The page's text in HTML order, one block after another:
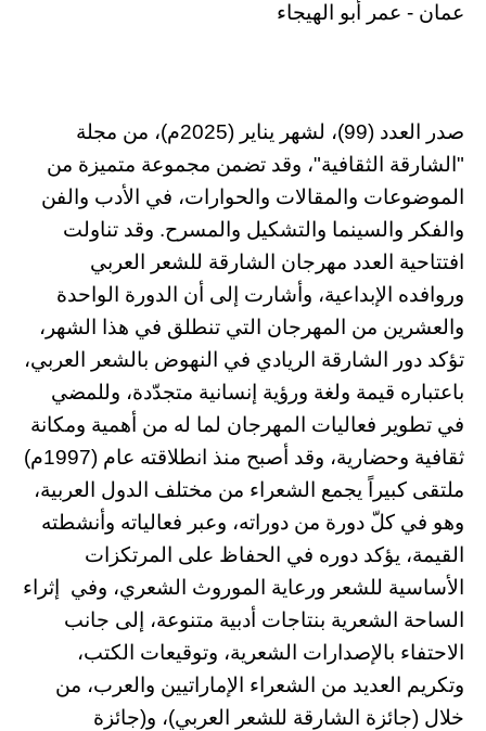
عمان - عمر أبو الهيجاء
صدر العدد (99)، لشهر يناير (2025م)، من مجلة
"الشارقة الثقافية"، وقد تضمن مجموعة متميزة من
الموضوعات والمقالات والحوارات، في الأدب والفن
والفكر والسينما والتشكيل والمسرح. وقد تناولت
افتتاحية العدد مهرجان الشارقة للشعر العربي
وروافده الإبداعية، وأشارت إلى أن الدورة الواحدة
والعشرين من المهرجان التي تنطلق في هذا الشهر،
تؤكد دور الشارقة الريادي في النهوض بالشعر العربي،
باعتباره قيمة ولغة ورؤية إنسانية متجدّدة، وللمضي
في تطوير فعاليات المهرجان لما له من أهمية ومكانة
ثقافية وحضارية، وقد أصبح منذ انطلاقته عام (1997م)
ملتقى كبيراً يجمع الشعراء من مختلف الدول العربية،
وهو في كلّ دورة من دوراته، وعبر فعالياته وأنشطته
القيمة، يؤكد دوره في الحفاظ على المرتكزات
الأساسية للشعر ورعاية الموروث الشعري، وفي إثراء
الساحة الشعرية بنتاجات أدبية متنوعة، إلى جانب
الاحتفاء بالإصدارات الشعرية، وتوقيعات الكتب،
وتكريم العديد من الشعراء الإماراتيين والعرب، من
خلال (جائزة الشارقة للشعر العربي)، و(جائزة